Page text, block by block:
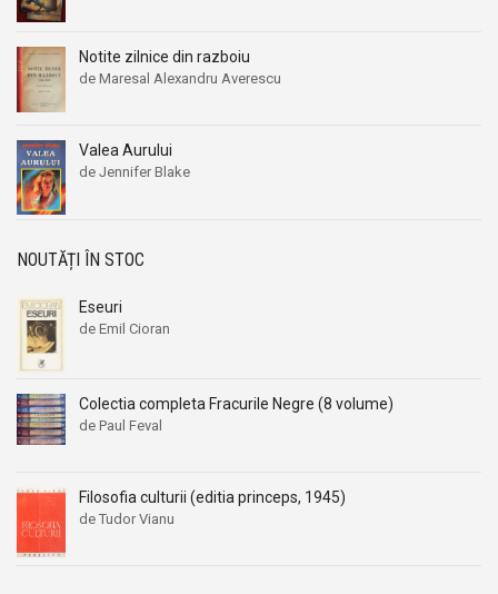
Notite zilnice din razboiu
de Maresal Alexandru Averescu
Valea Aurului
de Jennifer Blake
NOUTĂȚI ÎN STOC
Eseuri
de Emil Cioran
Colectia completa Fracurile Negre (8 volume)
de Paul Feval
Filosofia culturii (editia princeps, 1945)
de Tudor Vianu